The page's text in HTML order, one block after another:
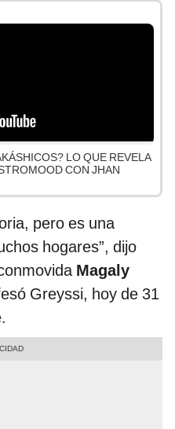
LO QUE REVELA
CON JHAN
pero es una
hogares”, dijo
Magaly
Greyssi, hoy de 31